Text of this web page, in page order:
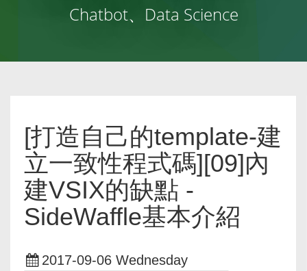
Chatbot、Data Science
[打造自己的template-建
立一致性程式碼][09]內
建VSIX的缺點 -
SideWaffle基本介紹
2017-09-06 Wednesday